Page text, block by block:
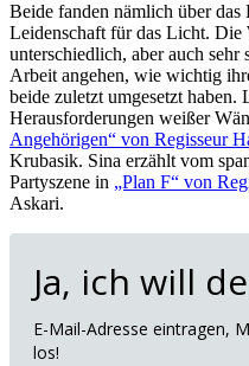
Beide fanden nämlich über
Leidenschaft für das Licht. Die
unterschiedlich, aber auch
Arbeit angehen, wie wichtig
beide zuletzt umgesetzt haben.
Herausforderungen weißer
Angehörigen“ von Regisseur
Krubasik. Sina erzählt vom
Partyszene in „Plan F“ von
Askari.
Ja, ich will
E-Mail-Adresse eintragen,
los!